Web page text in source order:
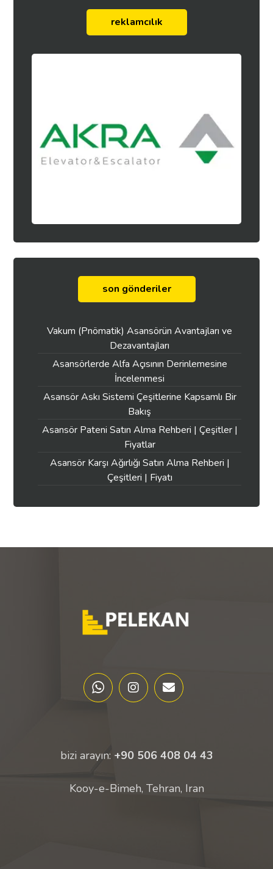
reklamcılık
son gönderiler
Vakum (Pnömatik) Asansörün Avantajları ve
Dezavantajları
Asansörlerde Alfa Açısının Derinlemesine
İncelenmesi
Asansör Askı Sistemi Çeşitlerine Kapsamlı Bir
Bakış
Asansör Pateni Satın Alma Rehberi | Çeşitler |
Fiyatlar
Asansör Karşı Ağırlığı Satın Alma Rehberi |
Çeşitleri | Fiyatı
bizi arayın: +90 506 408 04 43
Kooy-e-Bimeh, Tehran, Iran